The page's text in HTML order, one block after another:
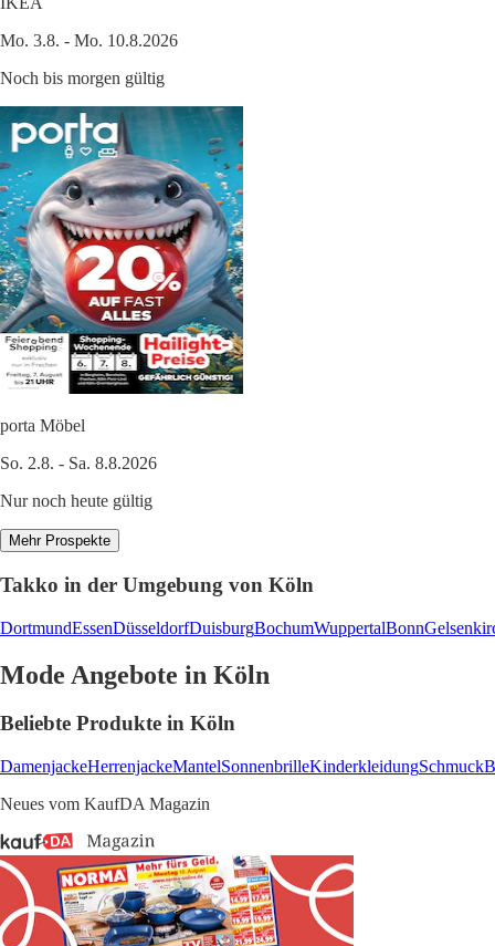
Mo. 3.8. - Mo. 10.8.2026
Noch bis morgen gültig
porta Möbel
So. 2.8. - Sa. 8.8.2026
Nur noch heute gültig
Mehr Prospekte
Takko in der Umgebung von Köln
DortmundEssenDüsseldorfDuisburgBochumWuppertalBonn
Mode Angebote in Köln
Beliebte Produkte in Köln
DamenjackeHerrenjackeMantelSonnenbrilleKinderkleidungSchmuck
Neues vom KaufDA Magazin